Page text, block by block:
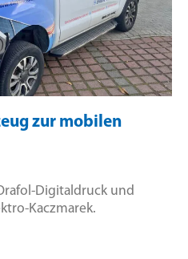
zur mobilen
Digitaldruck und
Kaczmarek.